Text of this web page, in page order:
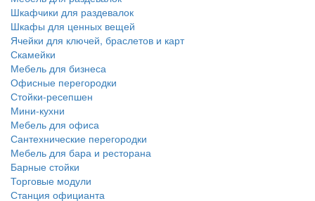
Шкафчики для раздевалок
Шкафы для ценных вещей
Ячейки для ключей, браслетов и карт
Скамейки
Мебель для бизнеса
Офисные перегородки
Стойки-ресепшен
Мини-кухни
Мебель для офиса
Сантехнические перегородки
Мебель для бара и ресторана
Барные стойки
Торговые модули
Станция официанта